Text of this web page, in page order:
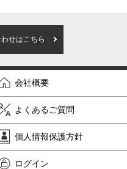
せはこちら
会社概要
よくあるご質問
個人情報保護方針
ログイン